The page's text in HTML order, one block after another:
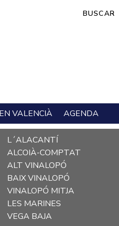
EN VALENCIÀ AGENDA
L´ALACANTÍ
ALCOIÀ-COMPTAT
ALT VINALOPÓ
BAIX VINALOPÓ
VINALOPÓ MITJA
LES MARINES
VEGA BAJA